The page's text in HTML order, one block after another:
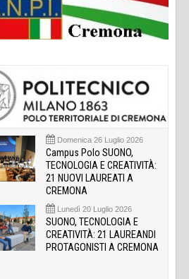
Domenica 26 Luglio 2026
Campus Polo SUONO,
TECNOLOGIA E CREATIVITÀ:
21 NUOVI LAUREATI A
CREMONA
Lunedì 20 Luglio 2026
SUONO, TECNOLOGIA E
CREATIVITÀ: 21 LAUREANDI
PROTAGONISTI A CREMONA